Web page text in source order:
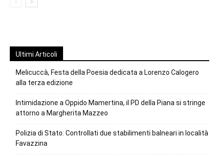
Ultimi Articoli
Melicuccà, Festa della Poesia dedicata a Lorenzo Calogero
alla terza edizione
Intimidazione a Oppido Mamertina, il PD della Piana si stringe
attorno a Margherita Mazzeo
Polizia di Stato: Controllati due stabilimenti balneari in località
Favazzina